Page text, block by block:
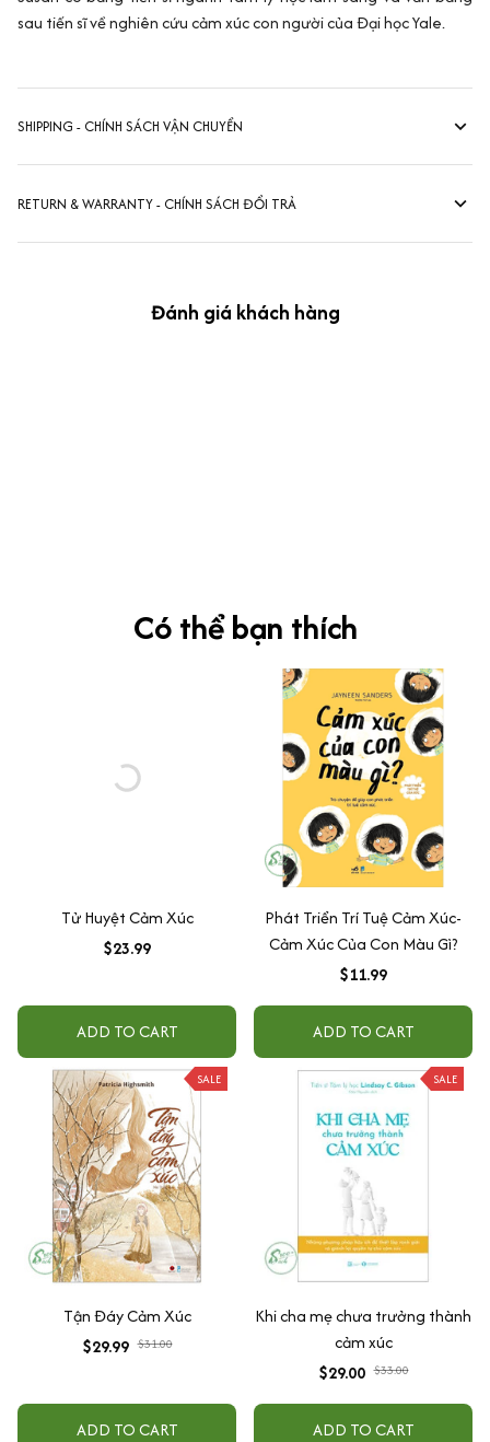
sau tiến sĩ về nghiên cứu cảm xúc con người của Đại học Yale.
SHIPPING - CHÍNH SÁCH VẬN CHUYỂN
RETURN & WARRANTY - CHÍNH SÁCH ĐỔI TRẢ
Đánh giá khách hàng
Có thể bạn thích
Tử Huyệt Cảm Xúc
$23.99
ADD TO CART
Phát Triển Trí Tuệ Cảm Xúc-
Cảm Xúc Của Con Màu Gì?
$11.99
ADD TO CART
SALE
Tận Đáy Cảm Xúc
$29.99 $31.00
ADD TO CART
SALE
Khi cha mẹ chưa trưởng thành
cảm xúc
$29.00 $33.00
ADD TO CART